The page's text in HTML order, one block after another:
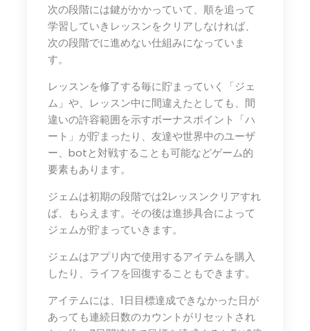
次の段階には鍵がかかっていて、順を追って
学習していきレッスンをクリアしなければ、
次の段階でに進めない仕組みになっていま
す。
レッスンを修了する毎に貯まっていく「ジェ
ム」や、レッスン中に間違えたとしても、間
違いの許容範囲を示すボーナスポイント「ハ
ート」が貯まったり、友達や世界中のユーザ
ー、botと対戦することも可能などゲーム的
要素もあります。
ジェムは初期の段階では2レッスンクリアすれ
ば、もらえます。その後は進捗具合によって
ジェムが貯まっていきます。
ジェムはアプリ内で使用するアイテムを購入
したり、ライフを回復することもできます。
アイテムには、1日目標達成できなかった日が
あっても連続日数のカウントがリセットされ